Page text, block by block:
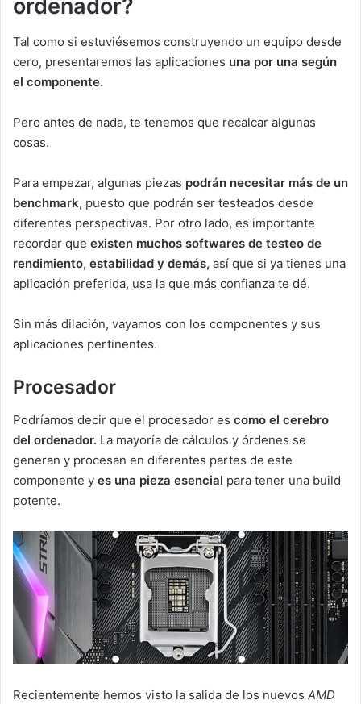
ordenador?
Tal como si estuviésemos construyendo un equipo desde
cero, presentaremos las aplicaciones una por una según
el componente.
Pero antes de nada, te tenemos que recalcar algunas
cosas.
Para empezar, algunas piezas podrán necesitar más de un
benchmark, puesto que podrán ser testeados desde
diferentes perspectivas. Por otro lado, es importante
recordar que existen muchos softwares de testeo de
rendimiento, estabilidad y demás, así que si ya tienes una
aplicación preferida, usa la que más confianza te dé.
Sin más dilación, vayamos con los componentes y sus
aplicaciones pertinentes.
Procesador
Podríamos decir que el procesador es como el cerebro
del ordenador. La mayoría de cálculos y órdenes se
generan y procesan en diferentes partes de este
componente y es una pieza esencial para tener una build
potente.
Recientemente hemos visto la salida de los nuevos AMD